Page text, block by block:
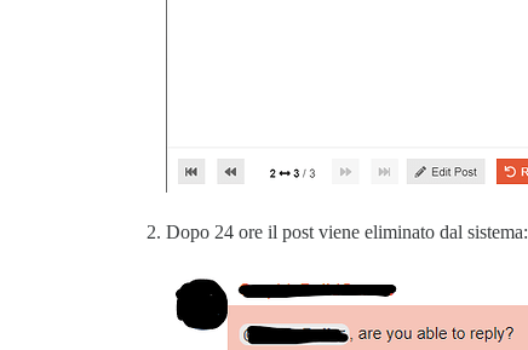
Dopo 24 ore il post viene eliminato dal sistema: